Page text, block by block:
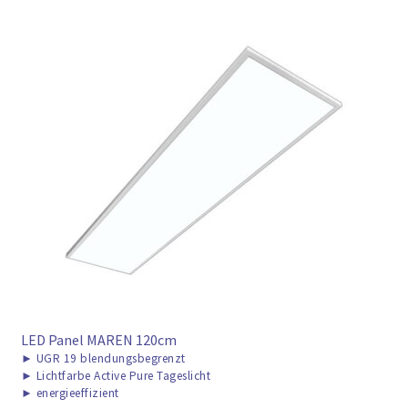
LED Panel MAREN 120cm
► UGR 19 blendungsbegrenzt
► Lichtfarbe Active Pure Tageslicht
► energieeffizient